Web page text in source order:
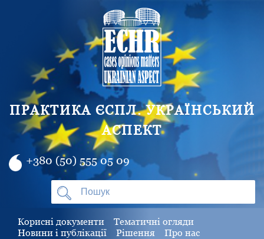
ПРАКТИКА ЄСПЛ. УКРАЇНСЬКИЙ
АСПЕКТ
+380 (50) 555 05 09
Корисні документи
Тематичні огляди
Новини і публікації
Рішення Про нас